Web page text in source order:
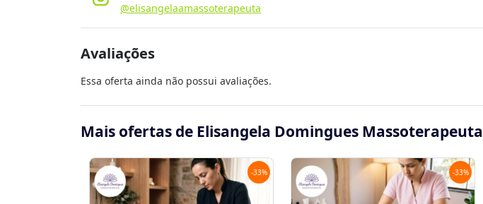
@elisangelaamassoterapeuta
Avaliações
Essa oferta ainda não possui avaliações.
Mais ofertas de Elisangela Domingues Massoterapeuta
-33% -33%